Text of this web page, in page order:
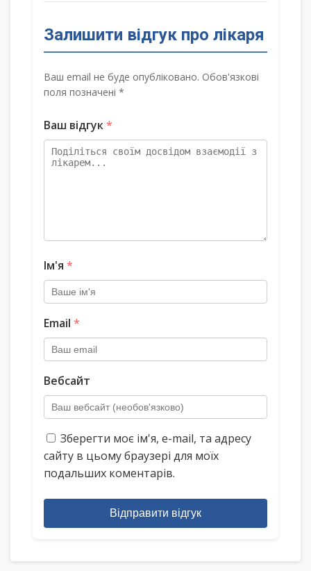
Залишити відгук про лікаря
Ваш email не буде опубліковано. Обов'язкові
поля позначені *
Ваш відгук*
Ім'я *
Email *
Вебсайт
Зберегти моє ім'я, e-mail, та адресу
сайту в цьому браузері для моїх
подальших коментарів.
Відправити відгук